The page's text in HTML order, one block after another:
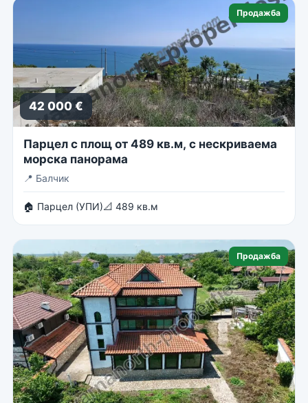
Продажба
42 000 €
Парцел с площ от 489 кв.м, с нескриваема
морска панорама
📍 Балчик
🏠 Парцел (УПИ)📐 489 кв.м
Продажба